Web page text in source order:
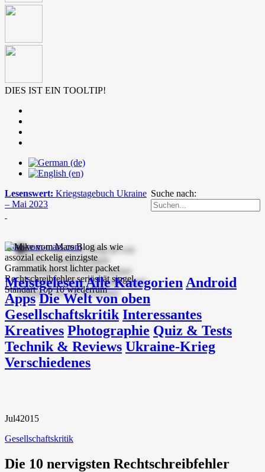
DIES IST EIN TOOLTIP!
Suche nach:
Lesenswert: Kriegstagebuch Ukraine
– Mai 2023
mike-vom-mars.com
MeistgelesenAlle Kategorien Android
Apps Die Welt von oben
Gesellschaftskritik Interessantes
Kreatives Photographie Quiz & Tests
Technik & Reviews Ukraine-Krieg
Verschiedenes
Jul42015
Gesellschaftskritik
Die 10 nervigsten Rechtschreibfehler